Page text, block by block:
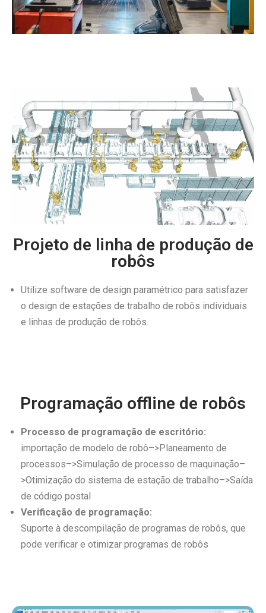
Projeto de linha de produção de
robôs
Utilize software de design paramétrico para satisfazer
o design de estações de trabalho de robôs individuais
e linhas de produção de robôs.
Programação offline de robôs
Processo de programação de escritório:
importação de modelo de robô–>Planeamento de
processos–>Simulação de processo de maquinação–
>Otimização do sistema de estação de trabalho–>Saída
de código postal
Verificação de programação:
Suporte à descompilação de programas de robôs, que
pode verificar e otimizar programas de robôs